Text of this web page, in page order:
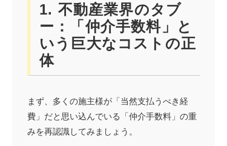
1. 不動産業界のタブ
ー：「仲介手数料」と
いう巨大なコストの正
体
まず、多くの施主様が「当然支払うべき経
費」だと思い込んでいる「仲介手数料」の重
みを再認識してみましょう。